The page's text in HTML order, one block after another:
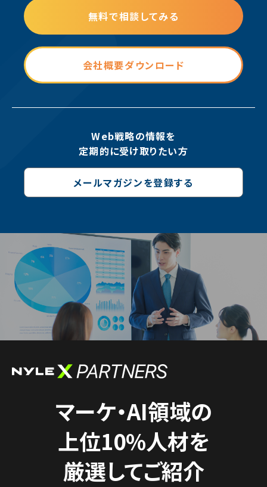
無料で相談してみる
会社概要ダウンロード
Web戦略の情報を
定期的に受け取りたい方
メールマガジンを登録する
マーケ・AI領域の
上位10%人材を
厳選してご紹介